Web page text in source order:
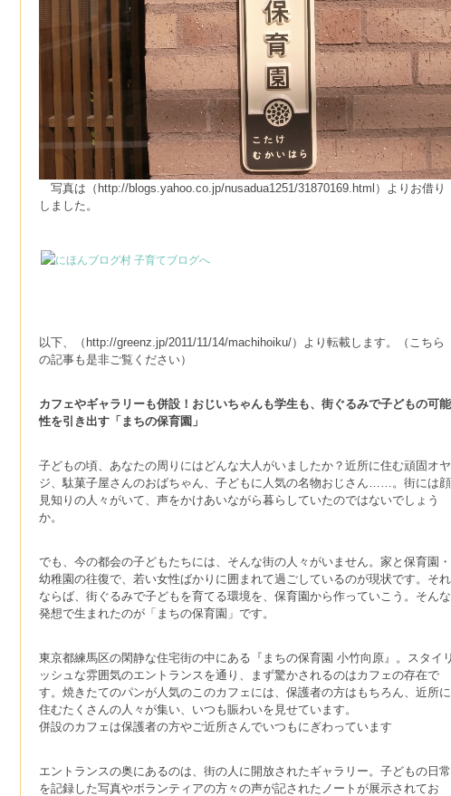
写真は（http://blogs.yahoo.co.jp/nusadua1251/31870169.html）よりお借り
しました。
以下、（http://greenz.jp/2011/11/14/machihoiku/）より転載します。（こちら
の記事も是非ご覧ください）
カフェやギャラリーも併設！おじいちゃんも学生も、街ぐるみで子どもの可能
性を引き出す「まちの保育園」
子どもの頃、あなたの周りにはどんな大人がいましたか？近所に住む頑固オヤ
ジ、駄菓子屋さんのおばちゃん、子どもに人気の名物おじさん……。街には顔
見知りの人々がいて、声をかけあいながら暮らしていたのではないでしょう
か。
でも、今の都会の子どもたちには、そんな街の人々がいません。家と保育園・
幼稚園の往復で、若い女性ばかりに囲まれて過ごしているのが現状です。それ
ならば、街ぐるみで子どもを育てる環境を、保育園から作っていこう。そんな
発想で生まれたのが「まちの保育園」です。
東京都練馬区の閑静な住宅街の中にある『まちの保育園 小竹向原』。スタイ
ッシュな雰囲気のエントランスを通り、まず驚かされるのはカフェの存在で
す。焼きたてのパンが人気のこのカフェには、保護者の方はもちろん、近所に
住むたくさんの人々が集い、いつも賑わいを見せています。
併設のカフェは保護者の方やご近所さんでいつもにぎわっています
エントランスの奥にあるのは、街の人に開放されたギャラリー。子どもの日常
を記録した写真やボランティアの方々の声が記されたノートが展示されてお